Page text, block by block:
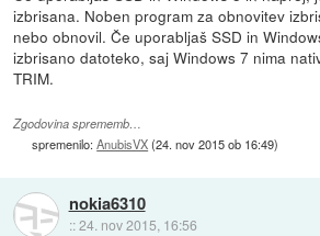
izbrisana. Noben program za obnovitev
nebo obnovil. Če uporabljaš SSD in
izbrisano datoteko, saj Windows 7 nima
TRIM.
Zgodovina sprememb…
spremenilo:AnubisVX(24. nov 2015 ob 16:49)
nokia6310
::24. nov 2015, 16:56